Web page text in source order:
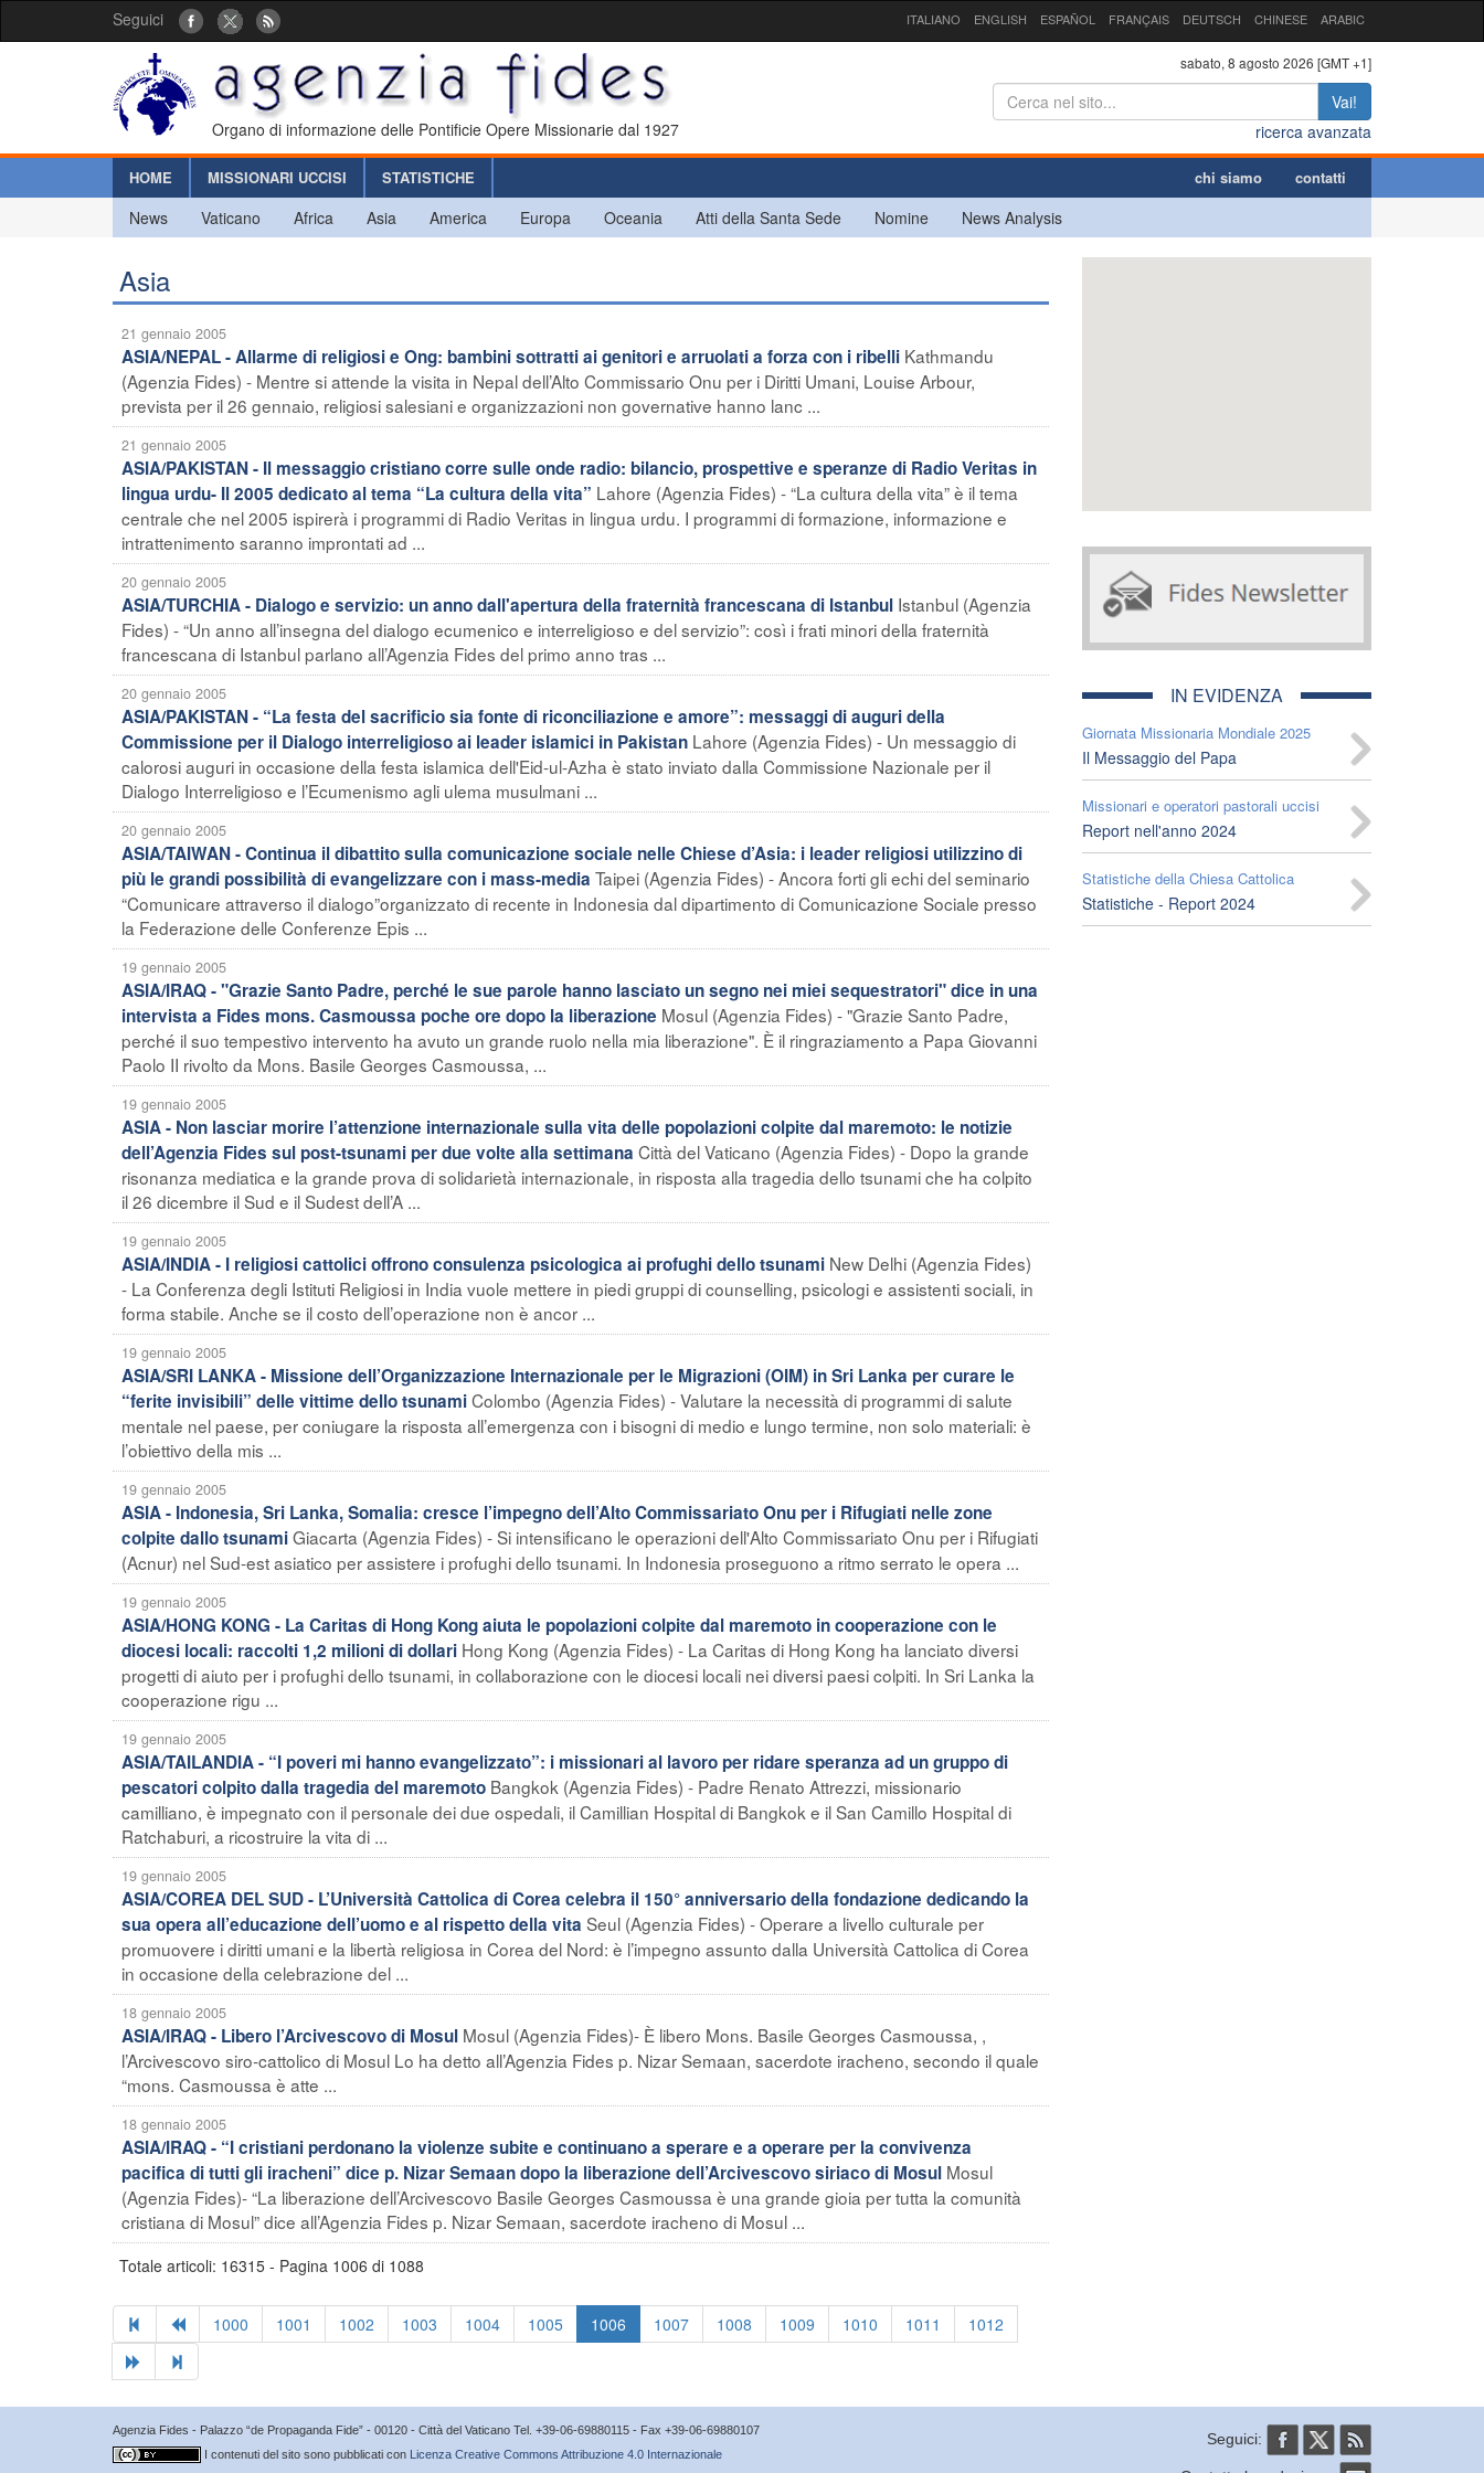
Seguici ITALIANO ENGLISH ESPAÑOL FRANÇAIS DEUTSCH CHINESE ARABIC
Organo di informazione delle Pontificie Opere Missionarie dal 1927
sabato, 8 agosto 2026 [GMT +1]
Vai!
ricerca avanzata
HOME MISSIONARI UCCISI STATISTICHE chi siamo contatti
News Vaticano Africa Asia America Europa Oceania Atti della Santa Sede Nomine News Analysis
Asia
21 gennaio 2005
ASIA/NEPAL - Allarme di religiosi e Ong: bambini sottratti ai genitori e arruolati a forza con i ribelli Kathmandu
(Agenzia Fides) - Mentre si attende la visita in Nepal dell’Alto Commissario Onu per i Diritti Umani, Louise Arbour,
prevista per il 26 gennaio, religiosi salesiani e organizzazioni non governative hanno lanc ...
21 gennaio 2005
ASIA/PAKISTAN - Il messaggio cristiano corre sulle onde radio: bilancio, prospettive e speranze di Radio Veritas in
lingua urdu- Il 2005 dedicato al tema “La cultura della vita” Lahore (Agenzia Fides) - “La cultura della vita” è il tema
centrale che nel 2005 ispirerà i programmi di Radio Veritas in lingua urdu. I programmi di formazione, informazione e
intrattenimento saranno improntati ad ...
20 gennaio 2005
ASIA/TURCHIA - Dialogo e servizio: un anno dall'apertura della fraternità francescana di Istanbul Istanbul (Agenzia
Fides) - “Un anno all’insegna del dialogo ecumenico e interreligioso e del servizio”: così i frati minori della fraternità
francescana di Istanbul parlano all’Agenzia Fides del primo anno tras ...
20 gennaio 2005
ASIA/PAKISTAN - “La festa del sacrificio sia fonte di riconciliazione e amore”: messaggi di auguri della
Commissione per il Dialogo interreligioso ai leader islamici in Pakistan Lahore (Agenzia Fides) - Un messaggio di
calorosi auguri in occasione della festa islamica dell'Eid-ul-Azha è stato inviato dalla Commissione Nazionale per il
Dialogo Interreligioso e l’Ecumenismo agli ulema musulmani ...
20 gennaio 2005
ASIA/TAIWAN - Continua il dibattito sulla comunicazione sociale nelle Chiese d’Asia: i leader religiosi utilizzino di
più le grandi possibilità di evangelizzare con i mass-media Taipei (Agenzia Fides) - Ancora forti gli echi del seminario
“Comunicare attraverso il dialogo”organizzato di recente in Indonesia dal dipartimento di Comunicazione Sociale presso
la Federazione delle Conferenze Epis ...
19 gennaio 2005
ASIA/IRAQ - "Grazie Santo Padre, perché le sue parole hanno lasciato un segno nei miei sequestratori" dice in una
intervista a Fides mons. Casmoussa poche ore dopo la liberazione Mosul (Agenzia Fides) - "Grazie Santo Padre,
perché il suo tempestivo intervento ha avuto un grande ruolo nella mia liberazione". È il ringraziamento a Papa Giovanni
Paolo II rivolto da Mons. Basile Georges Casmoussa, ...
19 gennaio 2005
ASIA - Non lasciar morire l’attenzione internazionale sulla vita delle popolazioni colpite dal maremoto: le notizie
dell’Agenzia Fides sul post-tsunami per due volte alla settimana Città del Vaticano (Agenzia Fides) - Dopo la grande
risonanza mediatica e la grande prova di solidarietà internazionale, in risposta alla tragedia dello tsunami che ha colpito
il 26 dicembre il Sud e il Sudest dell’A ...
19 gennaio 2005
ASIA/INDIA - I religiosi cattolici offrono consulenza psicologica ai profughi dello tsunami New Delhi (Agenzia Fides)
- La Conferenza degli Istituti Religiosi in India vuole mettere in piedi gruppi di counselling, psicologi e assistenti sociali, in
forma stabile. Anche se il costo dell’operazione non è ancor ...
19 gennaio 2005
ASIA/SRI LANKA - Missione dell’Organizzazione Internazionale per le Migrazioni (OIM) in Sri Lanka per curare le
“ferite invisibili” delle vittime dello tsunamiColombo (Agenzia Fides) - Valutare la necessità di programmi di salute
mentale nel paese, per coniugare la risposta all’emergenza con i bisogni di medio e lungo termine, non solo materiali: è
l’obiettivo della mis ...
19 gennaio 2005
ASIA - Indonesia, Sri Lanka, Somalia: cresce l’impegno dell’Alto Commissariato Onu per i Rifugiati nelle zone
colpite dallo tsunamiGiacarta (Agenzia Fides) - Si intensificano le operazioni dell'Alto Commissariato Onu per i Rifugiati
(Acnur) nel Sud-est asiatico per assistere i profughi dello tsunami. In Indonesia proseguono a ritmo serrato le opera ...
19 gennaio 2005
ASIA/HONG KONG - La Caritas di Hong Kong aiuta le popolazioni colpite dal maremoto in cooperazione con le
diocesi locali: raccolti 1,2 milioni di dollari Hong Kong (Agenzia Fides) - La Caritas di Hong Kong ha lanciato diversi
progetti di aiuto per i profughi dello tsunami, in collaborazione con le diocesi locali nei diversi paesi colpiti. In Sri Lanka la
cooperazione rigu ...
19 gennaio 2005
ASIA/TAILANDIA - “I poveri mi hanno evangelizzato”: i missionari al lavoro per ridare speranza ad un gruppo di
pescatori colpito dalla tragedia del maremoto Bangkok (Agenzia Fides) - Padre Renato Attrezzi, missionario
camilliano, è impegnato con il personale dei due ospedali, il Camillian Hospital di Bangkok e il San Camillo Hospital di
Ratchaburi, a ricostruire la vita di ...
19 gennaio 2005
ASIA/COREA DEL SUD - L’Università Cattolica di Corea celebra il 150° anniversario della fondazione dedicando la
sua opera all’educazione dell’uomo e al rispetto della vita Seul (Agenzia Fides) - Operare a livello culturale per
promuovere i diritti umani e la libertà religiosa in Corea del Nord: è l’impegno assunto dalla Università Cattolica di Corea
in occasione della celebrazione del ...
18 gennaio 2005
ASIA/IRAQ - Libero l’Arcivescovo di Mosul Mosul (Agenzia Fides)- È libero Mons. Basile Georges Casmoussa, ,
l’Arcivescovo siro-cattolico di Mosul Lo ha detto all’Agenzia Fides p. Nizar Semaan, sacerdote iracheno, secondo il quale
“mons. Casmoussa è atte ...
18 gennaio 2005
ASIA/IRAQ - “I cristiani perdonano la violenze subite e continuano a sperare e a operare per la convivenza
pacifica di tutti gli iracheni” dice p. Nizar Semaan dopo la liberazione dell’Arcivescovo siriaco di Mosul Mosul
(Agenzia Fides)- “La liberazione dell’Arcivescovo Basile Georges Casmoussa è una grande gioia per tutta la comunità
cristiana di Mosul” dice all’Agenzia Fides p. Nizar Semaan, sacerdote iracheno di Mosul ...
Totale articoli: 16315 - Pagina 1006 di 1088
1000 1001 1002 1003 1004 1005 1006 1007 1008 1009 1010 1011 1012
IN EVIDENZA
Giornata Missionaria Mondiale 2025
Il Messaggio del Papa
Missionari e operatori pastorali uccisi
Report nell'anno 2024
Statistiche della Chiesa Cattolica
Statistiche - Report 2024
Agenzia Fides - Palazzo “de Propaganda Fide” - 00120 - Città del Vaticano Tel. +39-06-69880115 - Fax +39-06-69880107
I contenuti del sito sono pubblicati con Licenza Creative Commons Attribuzione 4.0 Internazionale
Seguici: